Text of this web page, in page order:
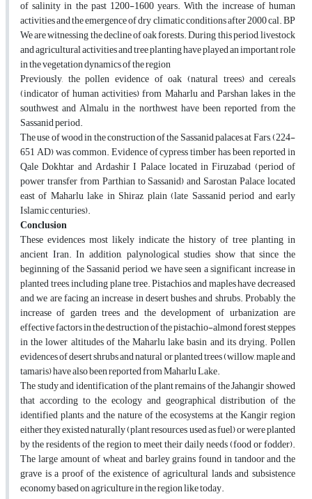
of salinity in the past 1200-1600 years. With the increase of human
activities and the emergence of dry climatic conditions after 2000 cal. BP
We are witnessing the decline of oak forests. During this period, livestock
and agricultural activities and tree planting have played an important role
in the vegetation dynamics of the region
Previously, the pollen evidence of oak (natural trees) and cereals
(indicator of human activities) from Maharlu and Parshan lakes in the
southwest and Almalu in the northwest have been reported from the
Sassanid period.
The use of wood in the construction of the Sassanid palaces at Fars, (224-
651 AD) was common. Evidence of cypress timber has been reported in
Qale Dokhtar and Ardashir I Palace located in Firuzabad (period of
power transfer from Parthian to Sassanid) and Sarostan Palace located
east of Maharlu lake in Shiraz plain (late Sassanid period and early
Islamic centuries).
Conclusion
These evidences most likely indicate the history of tree planting in
ancient Iran. In addition, palynological studies show that since the
beginning of the Sassanid period, we have seen a significant increase in
planted trees, including plane tree. Pistachios and maples have decreased
and we are facing an increase in desert bushes and shrubs. Probably, the
increase of garden trees and the development of urbanization are
effective factors in the destruction of the pistachio-almond forest steppes
in the lower altitudes of the Maharlu lake basin and its drying. Pollen
evidences of desert shrubs and natural or planted trees (willow, maple and
tamaris) have also been reported from Maharlu Lake.
The study and identification of the plant remains of the Jahangir showed
that according to the ecology and geographical distribution of the
identified plants and the nature of the ecosystems at the Kangir region
either they existed naturally (plant resources used as fuel) or were planted
by the residents of the region to meet their daily needs (food or fodder).
The large amount of wheat and barley grains found in tandoor and the
grave is a proof of the existence of agricultural lands and subsistence
economy based on agriculture in the region like today.